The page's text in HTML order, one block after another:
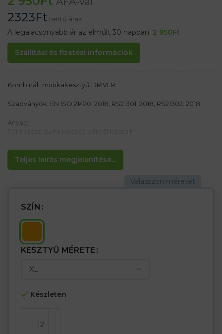
2323Ft nettó árak
A legalacsonyabb ár az elmúlt 30 napban: 2 950Ft
Szállítási és fizetési információk
Teljes leírás megjelenítése...
Kombinált munkakesztyű DRIVER
Szabványok: EN ISO 21420: 2018, RS21301: 2018, RS21302: 2018
Anyag:
Jellemzők:
– Pálma rész, amely egy bőrdarabból készül.
– Ideális a járművezetők és a közúti felhasználók számára
– A csuklóban lévő rugalmas sávnak köszönhetően tökéletesen
részecskéket, amelyek belépnek
SZÍN
KESZTYŰ MÉRETE
Készleten